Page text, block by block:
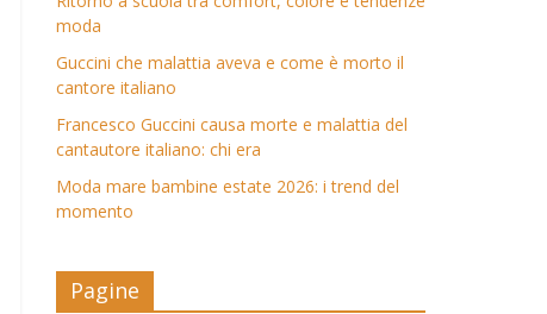
moda
Guccini che malattia aveva e come è morto il
cantore italiano
Francesco Guccini causa morte e malattia del
cantautore italiano: chi era
Moda mare bambine estate 2026: i trend del
momento
Pagine